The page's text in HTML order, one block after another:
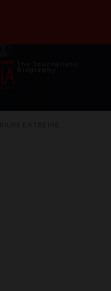
The Journalistic
Biography